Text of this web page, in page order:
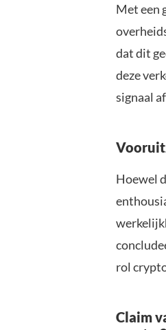
Met een
dat dit
deze
signaal
Hoewel
rol
Claim